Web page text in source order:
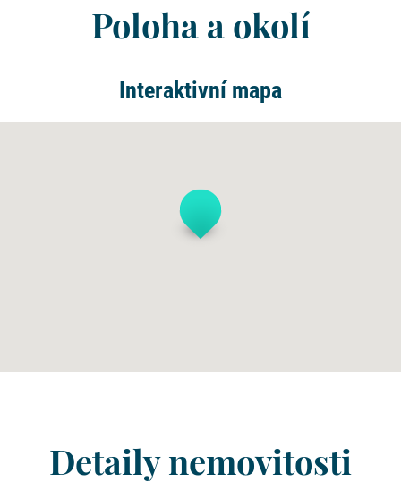
Poloha a okolí
Interaktivní mapa
Detaily nemovitosti